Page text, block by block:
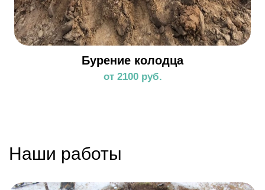
Бурение колодца
от 2100 руб.
Наши работы